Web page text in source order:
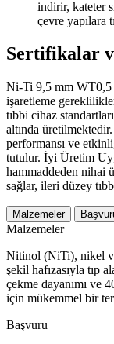
indirir, kateter
çevre yapılara
Sertifikalar
Ni-Ti 9,5 mm WT0,5
işaretleme
tıbbi cihaz
altında
performansı ve
tutulur. İyi Üretim
hammaddeden nihai
sağlar, ileri düzey
Malzemeler
Malzemeler
Nitinol (NiTi), nikel
şekil hafızasıyla tıp
çekme dayanımı ve
için mükemmel bir
Başvuru